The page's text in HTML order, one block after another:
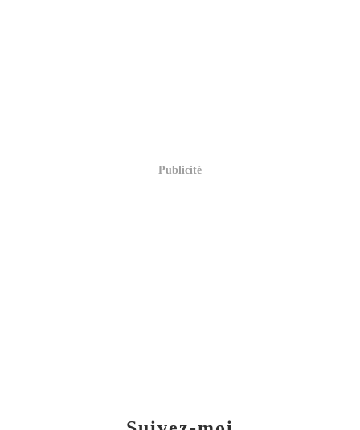
Publicité